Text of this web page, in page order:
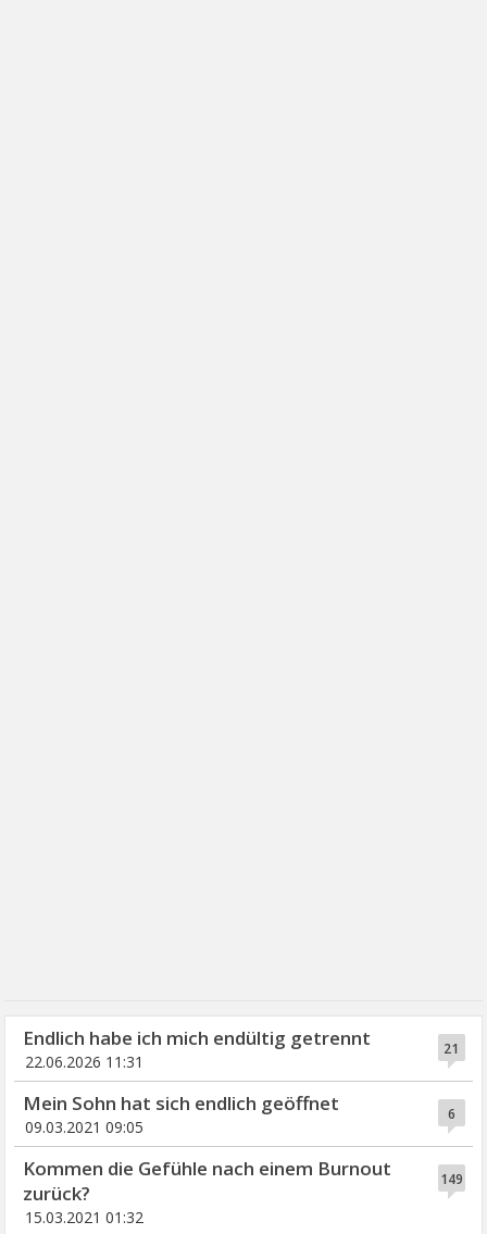
21
Endlich habe ich mich endültig getrennt
22.06.2026 11:31
6
Mein Sohn hat sich endlich geöffnet
09.03.2021 09:05
149
Kommen die Gefühle nach einem Burnout
zurück?
15.03.2021 01:32